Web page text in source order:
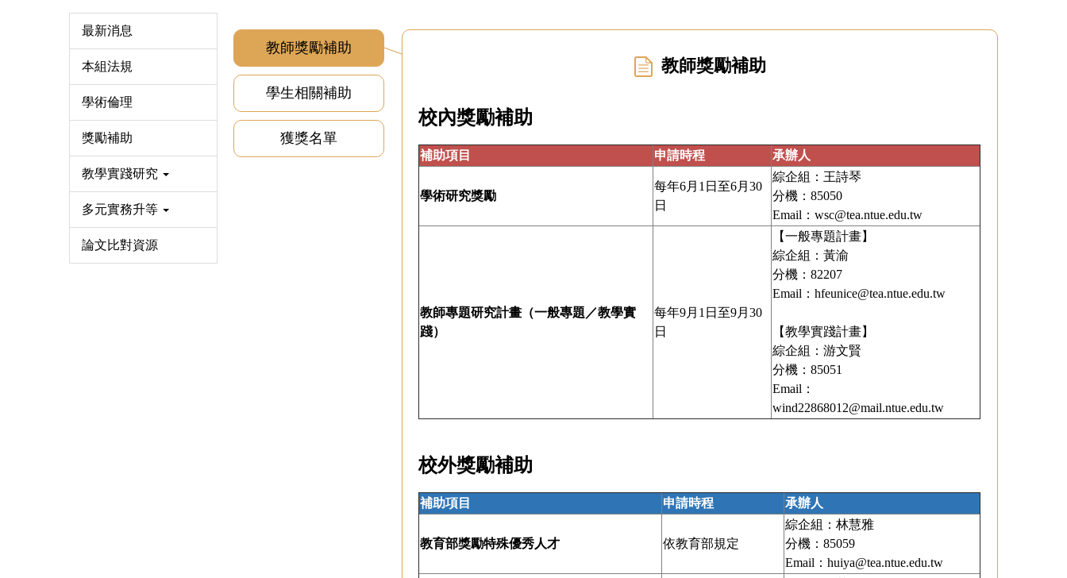
最新消息
本組法規
學術倫理
獎勵補助
教學實踐研究
多元實務升等
論文比對資源
教師獎勵補助
學生相關補助
獲獎名單
教師獎勵補助
校內獎勵補助
補助項目 申請時程 承辦人
學術研究獎勵
每年6月1日至6月30
日
綜企組：王詩琴
分機：85050
Email：wsc@tea.ntue.edu.tw
教師專題研究計畫（一般專題／教學實
踐）
每年9月1日至9月30
日
【一般專題計畫】
綜企組：黃渝
分機：82207
Email：hfeunice@tea.ntue.edu.tw
【教學實踐計畫】
綜企組：游文賢
分機：85051
Email：
wind22868012@mail.ntue.edu.tw
校外獎勵補助
補助項目 申請時程 承辦人
教育部獎勵特殊優秀人才 依教育部規定
綜企組：林慧雅
分機：85059
Email：huiya@tea.ntue.edu.tw